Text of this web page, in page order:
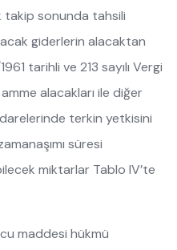
takip sonunda tahsili
giderlerin alacaktan
tarihli ve 213 sayılı Vergi
alacakları ile diğer
terkin yetkisini
süresi
miktarlar Tablo IV’te
maddesi hükmü